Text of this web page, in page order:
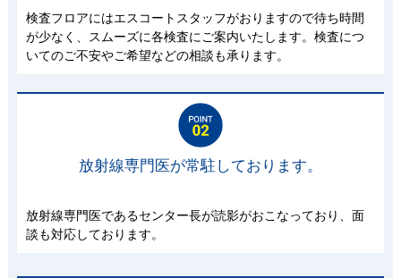
検査フロアにはエスコートスタッフがおりますので待ち時間
が少なく、スムーズに各検査にご案内いたします。検査につ
いてのご不安やご希望などの相談も承ります。
放射線専門医が常駐しております。
放射線専門医であるセンター長が読影がおこなっており、面
談も対応しております。